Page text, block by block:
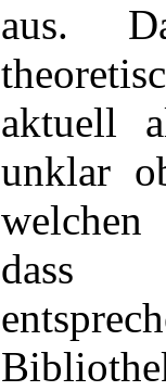
aus.
aktuell
unklar
dass